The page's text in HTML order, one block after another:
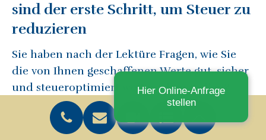
sind der erste Schritt, um Steuer zu
reduzieren
Sie haben nach der Lektüre Fragen, wie Sie
die von Ihnen geschaffenen Werte gut, sicher
und steueroptimiert weitergeben wollen?
Dann stehen Ihnen GÖDDECKE
RECHTSANWÄLTE gerne mit Rat und Tat zur
Seite. Rufen Sie uns unter
0 22 41 / 17 33 – 0
Hier Online-Anfrage
stellen